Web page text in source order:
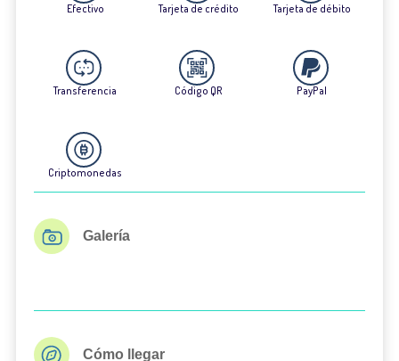
Efectivo Tarjeta de crédito Tarjeta de débito
Transferencia Código QR PayPal
Criptomonedas
Galería
Cómo llegar